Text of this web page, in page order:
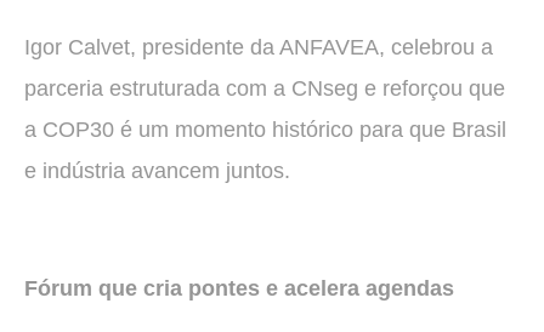
Igor Calvet, presidente da ANFAVEA, celebrou a
parceria estruturada com a CNseg e reforçou que
a COP30 é um momento histórico para que Brasil
e indústria avancem juntos.
Fórum que cria pontes e acelera agendas